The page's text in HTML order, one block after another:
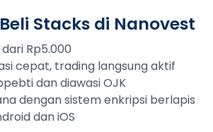
Stacks di Nanovest
dari Rp5.000
cepat, trading langsung aktif
dan diawasi OJK
dengan sistem enkripsi berlapis
dan iOS